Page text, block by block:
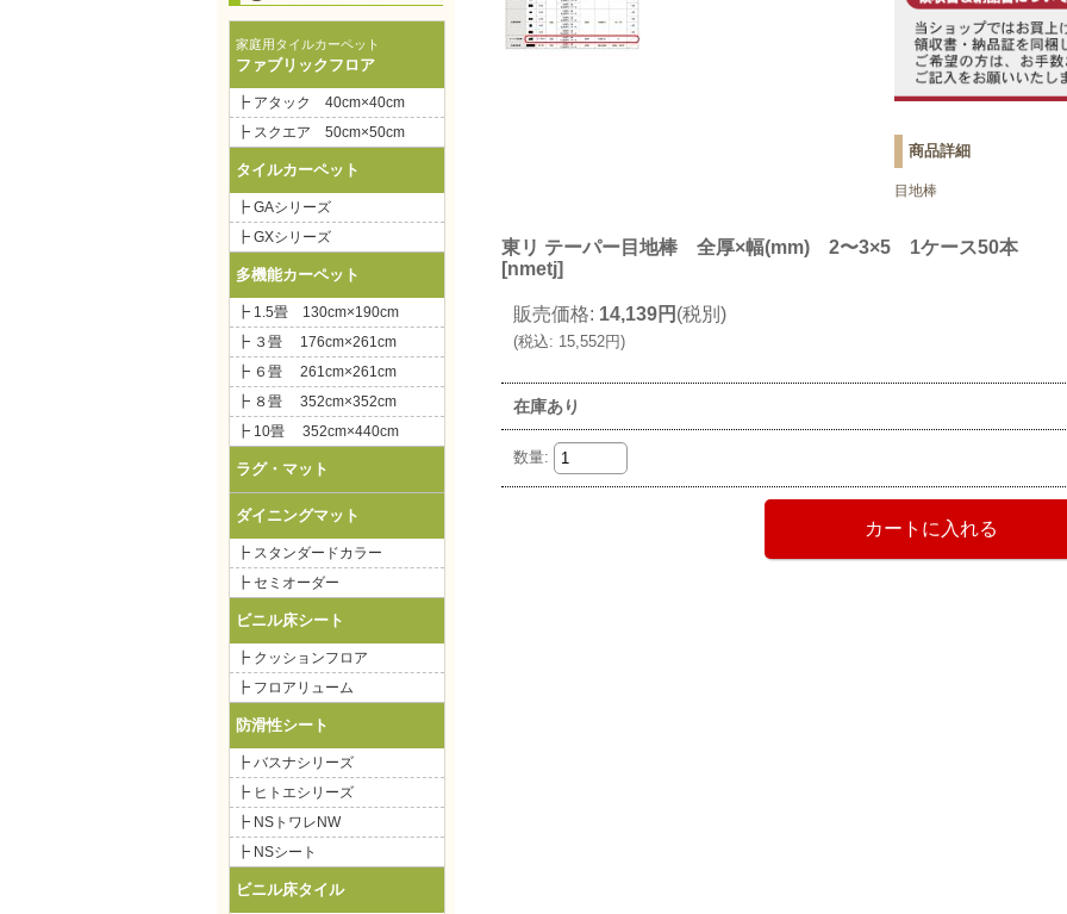
家庭用タイルカーペット
ファブリックフロア
┣ アタック 40cm×40cm
┣ スクエア 50cm×50cm
タイルカーペット
┣ GAシリーズ
┣ GXシリーズ
多機能カーペット
┣ 1.5畳 130cm×190cm
┣ ３畳 176cm×261cm
┣ ６畳 261cm×261cm
┣ ８畳 352cm×352cm
┣ 10畳 352cm×440cm
ラグ・ マット
ダイニングマット
┣ スタンダードカラー
┣ セミオーダー
ビニル床シート
┣ クッションフロア
┣ フロアリューム
防滑性シート
┣ バスナシリーズ
┣ ヒトエシリーズ
┣ NSトワレNW
┣ NSシート
ビニル床タイル
商品詳細
目地棒
東リ テーパー目地棒 全厚×幅(mm) 2〜3×5 1ケース50本
[nmetj]
販売価格: 14,139円 (税別)
(税込: 15,552円)
在庫あり
数量: